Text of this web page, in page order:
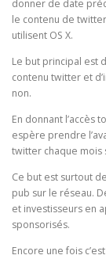
donner de date
le contenu de
utilisent OS X.
Le but principal est
contenu twitter et
non.
En donnant l’accès
espère prendre
twitter chaque mois
Ce but est surtout
pub sur le réseau.
et investisseurs en
sponsorisés.
Encore une fois